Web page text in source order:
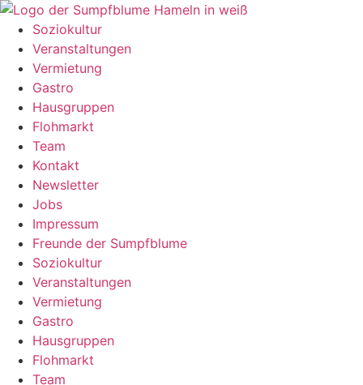
Soziokultur
Veranstaltungen
Vermietung
Gastro
Hausgruppen
Flohmarkt
Team
Kontakt
Newsletter
Jobs
Impressum
Freunde der Sumpfblume
Soziokultur
Veranstaltungen
Vermietung
Gastro
Hausgruppen
Flohmarkt
Team